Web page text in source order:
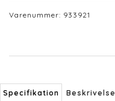
Varenummer: 933921
Specifikation Beskrivelse